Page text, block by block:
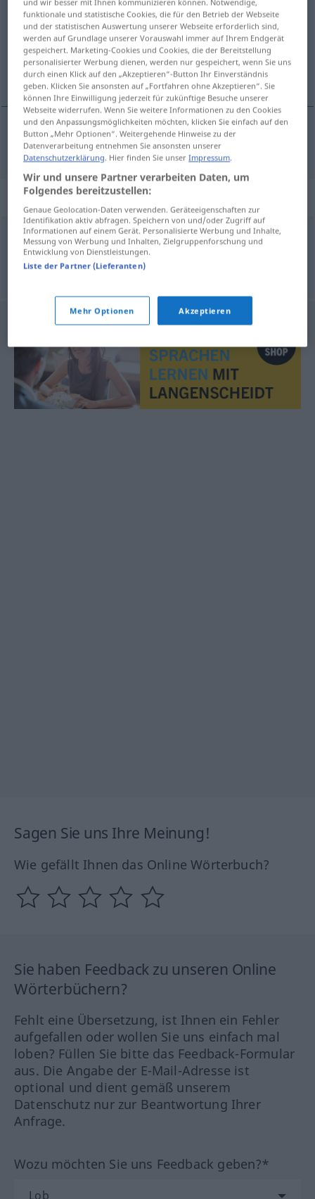
Übersicht aller Übersetzungen
(Für mehr Details die Übersetzung anklicken/antippen)
нав
(на)вътре hinein
Synonyme für "hinein"
rein (ugs.)
Sagen Sie uns Ihre Meinung!
Wie gefällt Ihnen das Online Wörterbuch?
Sie haben Feedback zu unseren Online
Wörterbüchern?
Fehlt eine Übersetzung, ist Ihnen ein Fehler
aufgefallen oder wollen Sie uns einfach mal
loben? Füllen Sie bitte das Feedback-Formular
aus. Die Angabe der E-Mail-Adresse ist
optional und dient gemäß unserem
Datenschutz nur zur Beantwortung Ihrer
Anfrage.
Wozu möchten Sie uns Feedback geben?*
funktionale und statistische Cookies, die für den Betrieb der Webseite
und der statistischen Auswertung unserer Webseite erforderlich sind,
werden auf Grundlage unserer Vorauswahl immer auf Ihrem Endgerät
gespeichert. Marketing-Cookies und Cookies, die der Bereitstellung
personalisierter Werbung dienen, werden nur gespeichert, wenn Sie uns
durch einen Klick auf den „Akzeptieren“-Button Ihr Einverständnis
geben. Klicken Sie ansonsten auf „Fortfahren ohne Akzeptieren“. Sie
können Ihre Einwilligung jederzeit für zukünftige Besuche unserer
Webseite widerrufen. Wenn Sie weitere Informationen zu den Cookies
und den Anpassungsmöglichkeiten möchten, klicken Sie einfach auf den
Button „Mehr Optionen“. Weitergehende Hinweise zu der
Datenverarbeitung entnehmen Sie ansonsten unserer
Datenschutzerklärung . Hier finden Sie unserImpressum
Wir und unsere Partner verarbeiten Daten, um
Folgendes bereitzustellen:
Genaue Geolocation-Daten verwenden. Geräteeigenschaften zur
Identifikation aktiv abfragen. Speichern von und/oder Zugriff auf
Informationen auf einem Gerät. Personalisierte Werbung und Inhalte,
Messung von Werbung und Inhalten, Zielgruppenforschung und
Entwicklung von Dienstleistungen.
Liste der Partner (Lieferanten)
Mehr Optionen Akzeptieren